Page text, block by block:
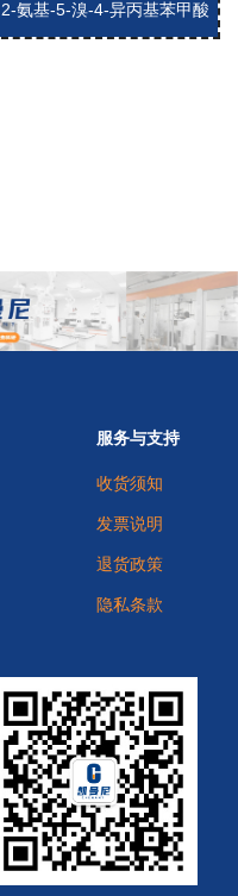
2-氨基-5-溴-4-异丙基苯甲酸
甲酯
服务与支持
收货须知
发票说明
退货政策
隐私条款